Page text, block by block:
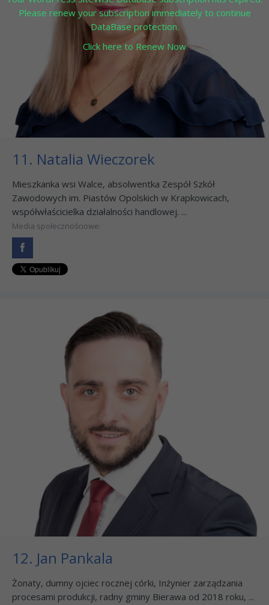
Please renew your subscription immediately to continue
DataBase protection.
Click here to Renew Now
11. Natalia Wieczorek
Mieszkanka wsi Walce, absolwentka Zespół Szkół
Zawodowych im. Piastów Opolskich w Krapkowicach,
współwłaścicielka działalności handlowej. ...
Media społecznościowe:
12. Jan Pankala
Żonaty, dumny ojciec rocznej córki, Inżynier zarządzania
procesami produkcji, radny gminy Bierawa od 2018 roku, ...